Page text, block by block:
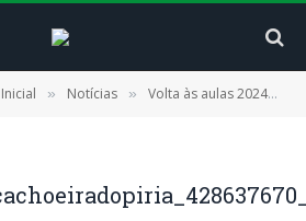
» Notícias » Volta às aulas 2024: crianças retornam às escolas da rede municipal